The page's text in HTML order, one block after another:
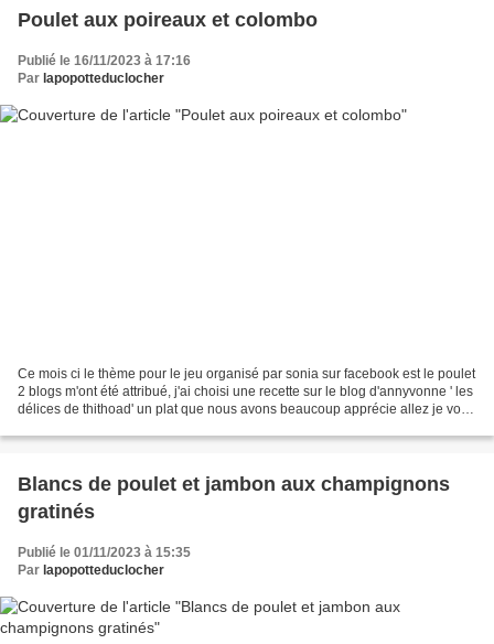
Poulet aux poireaux et colombo
Publié le 16/11/2023 à 17:16
Par lapopotteduclocher
Ce mois ci le thème pour le jeu organisé par sonia sur facebook est le poulet
2 blogs m'ont été attribué, j'ai choisi une recette sur le blog d'annyvonne ' les
délices de thithoad' un plat que nous avons beaucoup apprécie allez je vous
Blancs de poulet et jambon aux champignons
gratinés
Publié le 01/11/2023 à 15:35
Par lapopotteduclocher